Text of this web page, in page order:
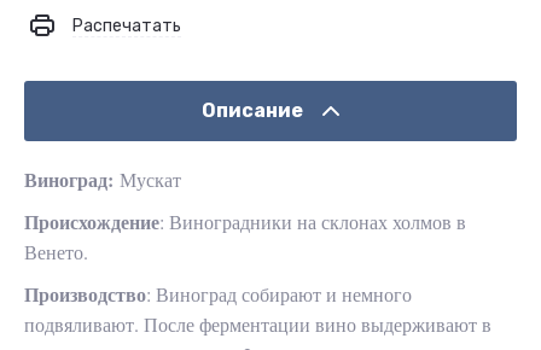
Распечатать
Описание
Виноград: Мускат
Происхождение: Виноградники на склонах холмов в
Венето.
Производство: Виноград собирают и немного
подвяливают. После ферментации вино выдерживают в